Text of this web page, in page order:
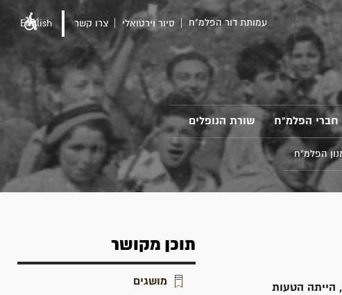
עמותת דור הפלמ"ח סיור וירטואלי צרו קשר English
חברי הפלמ"ח שורת הנופלים
הפלמ"ח
הייתה הטעות
תוכן מקושר
מושגים